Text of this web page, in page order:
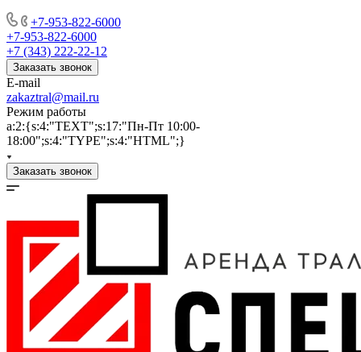
+7-953-822-6000
+7-953-822-6000
+7 (343) 222-22-12
Заказать звонок
E-mail
zakaztral@mail.ru
Режим работы
a:2:{s:4:"TEXT";s:17:"Пн-Пт 10:00-
18:00";s:4:"TYPE";s:4:"HTML";}
Заказать звонок